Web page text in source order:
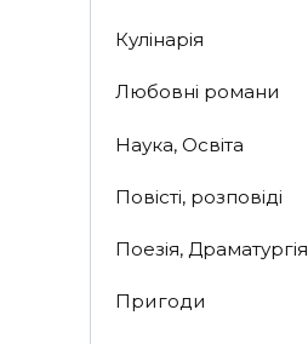
Кулінарія
Любовні романи
Наука, Освіта
Повісті, розповіді
Поезія, Драматургія
Пригоди